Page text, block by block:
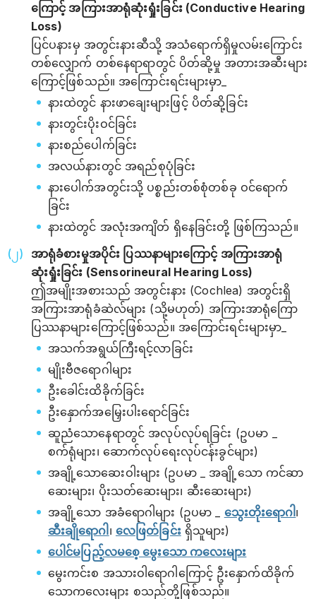
ကြောင့် အကြားအာရုံဆုံးရှုံးခြင်း (Conductive Hearing
Loss)
ပြင်ပနားမှ အတွင်းနားဆီသို့ အသံရောက်ရှိမှုလမ်းကြောင်း
တစ်လျှောက် တစ်နေရာရာတွင် ပိတ်ဆို့မှု အတားအဆီးများ
ကြောင့်ဖြစ်သည်။ အကြောင်းရင်းများမှာ_
နားထဲတွင် နားဖာချေးများဖြင့် ပိတ်ဆို့ခြင်း
နားတွင်းပိုးဝင်ခြင်း
နားစည်ပေါက်ခြင်း
အလယ်နားတွင် အရည်စုပုံခြင်း
နားပေါက်အတွင်းသို့ ပစ္စည်းတစ်စုံတစ်ခု ဝင်ရောက်
ခြင်း
နားထဲတွင် အလုံးအကျိတ် ရှိနေခြင်းတို့ ဖြစ်ကြသည်။
အာရုံခံစားမှုအပိုင်း ပြဿနာများကြောင့် အကြားအာရုံ
ဆုံးရှုံးခြင်း (Sensorineural Hearing Loss)
ဤအမျိုးအစားသည် အတွင်းနား (Cochlea) အတွင်းရှိ
အကြားအာရုံခံဆဲလ်များ (သို့မဟုတ်) အကြားအာရုံကြော
ပြဿနာများကြောင့်ဖြစ်သည်။ အကြောင်းရင်းများမှာ_
အသက်အရွယ်ကြီးရင့်လာခြင်း
မျိုးဗီဇရောဂါများ
ဦးခေါင်းထိခိုက်ခြင်း
ဦးနှောက်အမြှေးပါးရောင်ခြင်း
ဆူညံသောနေရာတွင် အလုပ်လုပ်ရခြင်း (ဥပမာ _
စက်ရုံများ၊ ဆောက်လုပ်ရေးလုပ်ငန်းခွင်များ)
အချို့သောဆေးဝါးများ (ဥပမာ _ အချို့သော ကင်ဆာ
ဆေးများ၊ ပိုးသတ်ဆေးများ၊ ဆီးဆေးများ)
အချို့သော အခံရောဂါများ (ဥပမာ _ သွေးတိုးရောဂါ ၊
ဆီးချိုရောဂါ ၊ လေဖြတ်ခြင်းရှိသူများ)
ပေါင်မပြည့်လမစေ့ မွေးသော ကလေးများ
မွေးကင်းစ အသားဝါရောဂါကြောင့် ဦးနှောက်ထိခိုက်
သောကလေးများ စသည်တို့ဖြစ်သည်။